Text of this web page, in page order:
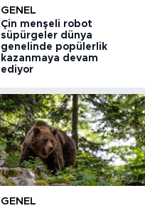
GENEL
Çin menşeli robot
süpürgeler dünya
genelinde popülerlik
kazanmaya devam
ediyor
GENEL